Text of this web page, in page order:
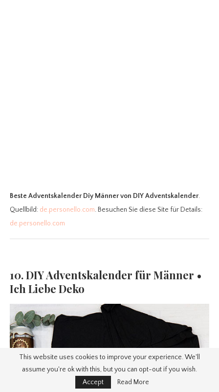
Beste Adventskalender Diy Männervon DIY Adventskalender.
Quellbild: de.personello.com. Besuchen Sie diese Site für Details:
de.personello.com
10. DIY Adventskalender für Männer •
Ich Liebe Deko
This website uses cookies to improve your experience. We'll
assume you're ok with this, but you can opt-out if you wish.
Accept
Read More